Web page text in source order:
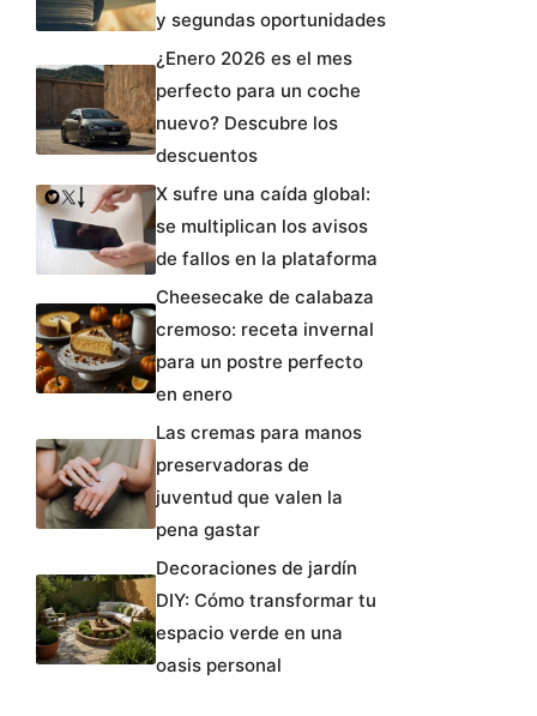
y segundas oportunidades
¿Enero 2026 es el mes
perfecto para un coche
nuevo? Descubre los
descuentos
X sufre una caída global:
se multiplican los avisos
de fallos en la plataforma
Cheesecake de calabaza
cremoso: receta invernal
para un postre perfecto
en enero
Las cremas para manos
preservadoras de
juventud que valen la
pena gastar
Decoraciones de jardín
DIY: Cómo transformar tu
espacio verde en una
oasis personal